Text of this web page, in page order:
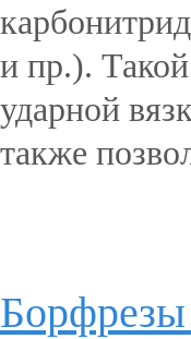
и пр.).
ударной
также